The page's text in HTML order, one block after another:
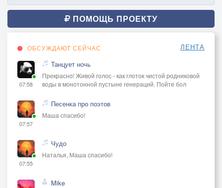
ПОМОЩЬ ПРОЕКТУ
ОБСУЖДАЮТ СЕЙЧАС ЛЕНТА
07:58
Танцует ночь
Прекрасно! Живой голос - как глоток чистой родниковой
воды в монотонной пустыне генераций. Пойте бол
07:57
Песенка про поэтов
Маша спасибо!
07:55
Чудо
Наталья, Маша спасибо!
Mike